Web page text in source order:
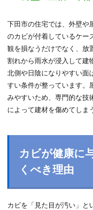
下田市の住宅では、外壁や
のカビが付着しているケー
観を損なうだけでなく、放
割れから雨水が浸入して建
北側や日陰になりやすい面
すい条件が整っています。
みやすいため、専門的な技
によって建材を傷めてしま
カビが健康に
くべき理由
カビを「見た目が汚い」と